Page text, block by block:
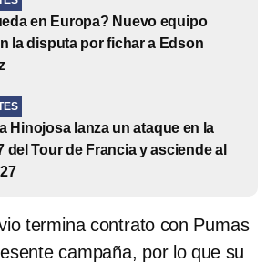
en Europa? Nuevo equipo
la disputa por fichar a Edson
Hinojosa lanza un ataque en la
del Tour de Francia y asciende al
termina contrato con Pumas
campaña, por lo que su